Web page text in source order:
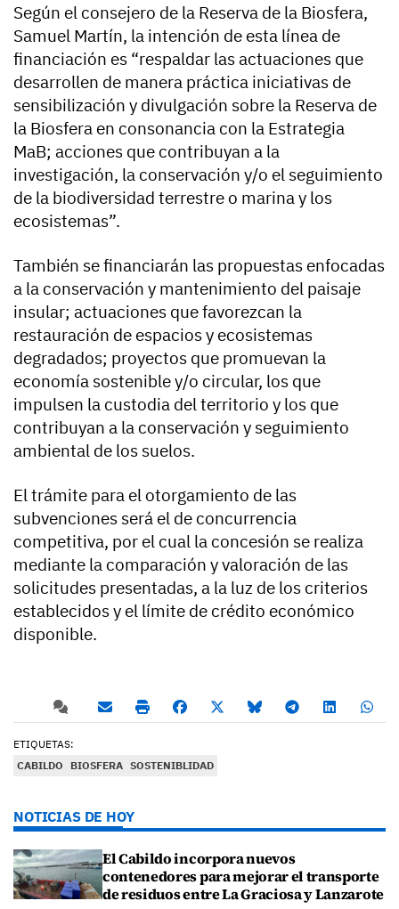
Según el consejero de la Reserva de la Biosfera,
Samuel Martín, la intención de esta línea de
financiación es “respaldar las actuaciones que
desarrollen de manera práctica iniciativas de
sensibilización y divulgación sobre la Reserva de
la Biosfera en consonancia con la Estrategia
MaB; acciones que contribuyan a la
investigación, la conservación y/o el seguimiento
de la biodiversidad terrestre o marina y los
ecosistemas”.
También se financiarán las propuestas enfocadas
a la conservación y mantenimiento del paisaje
insular; actuaciones que favorezcan la
restauración de espacios y ecosistemas
degradados; proyectos que promuevan la
economía sostenible y/o circular, los que
impulsen la custodia del territorio y los que
contribuyan a la conservación y seguimiento
ambiental de los suelos.
El trámite para el otorgamiento de las
subvenciones será el de concurrencia
competitiva, por el cual la concesión se realiza
mediante la comparación y valoración de las
solicitudes presentadas, a la luz de los criterios
establecidos y el límite de crédito económico
disponible.
ETIQUETAS:
CABILDO
BIOSFERA SOSTENIBLIDAD
NOTICIAS DE HOY
El Cabildo incorpora nuevos
contenedores para mejorar el transporte
de residuos entre La Graciosa y Lanzarote